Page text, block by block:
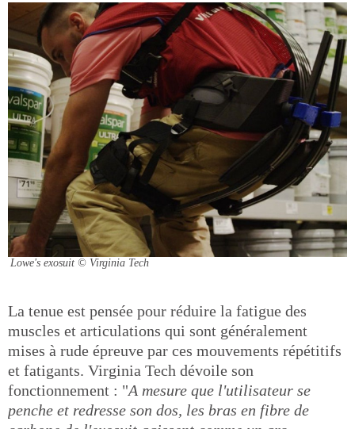
Lowe's exosuit © Virginia Tech
La tenue est pensée pour réduire la fatigue des
muscles et articulations qui sont généralement
mises à rude épreuve par ces mouvements répétitifs
et fatigants. Virginia Tech dévoile son
fonctionnement : "A mesure que l'utilisateur se
penche et redresse son dos, les bras en fibre de